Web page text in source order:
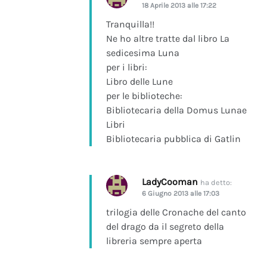
18 Aprile 2013 alle 17:22
Tranquilla!!
Ne ho altre tratte dal libro La
sedicesima Luna
per i libri:
Libro delle Lune
per le biblioteche:
Bibliotecaria della Domus Lunae
Libri
Bibliotecaria pubblica di Gatlin
LadyCooman ha detto:
6 Giugno 2013 alle 17:03
trilogia delle Cronache del canto
del drago da il segreto della
libreria sempre aperta